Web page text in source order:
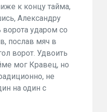
к концу тайма,
Александру
ворота ударом со
послав мяч в
ворот. Удвоить
мог Кравец, но
не
на один с